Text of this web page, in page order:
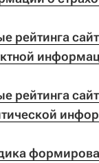
рейтинга
рейтинга